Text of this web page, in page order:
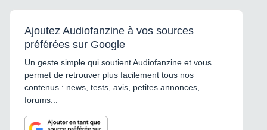
Ajoutez Audiofanzine à vos sources
préférées sur Google
Un geste simple qui soutient Audiofanzine et vous
permet de retrouver plus facilement tous nos
contenus : news, tests, avis, petites annonces,
forums...